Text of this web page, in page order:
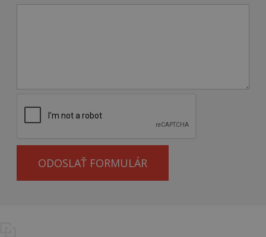
ODOSLAŤ FORMULÁR